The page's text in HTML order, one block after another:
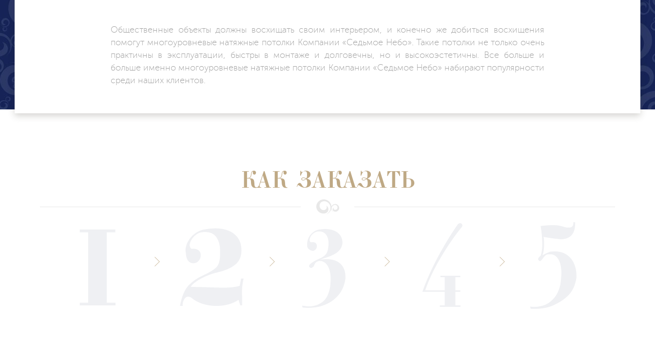
Общественные объекты должны восхищать своим интерьером, и конечно же добиться восхищения
помогут многоуровневые натяжные потолки Компании «Седьмое Небо». Такие потолки не только очень
практичны в эксплуатации, быстры в монтаже и долговечны, но и высокоэстетичны. Все больше и
больше именно многоуровневые натяжные потолки Компании «Седьмое Небо» набирают популярности
среди наших клиентов.
КАК ЗАКАЗАТЬ